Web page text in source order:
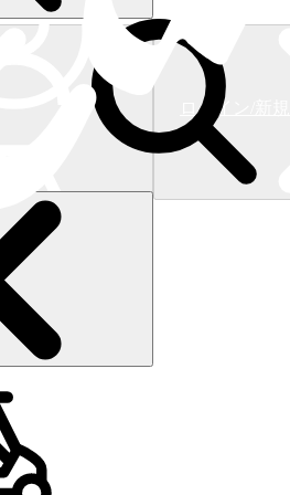
ログイン/新
0)